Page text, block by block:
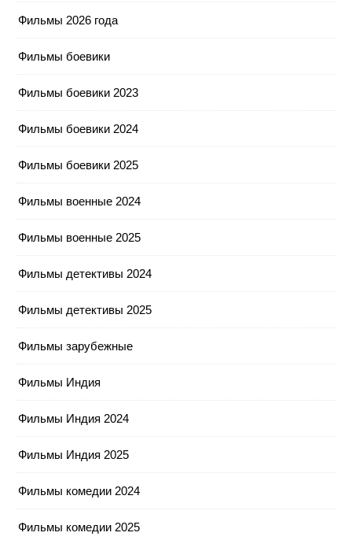
Фильмы 2026 года
Фильмы боевики
Фильмы боевики 2023
Фильмы боевики 2024
Фильмы боевики 2025
Фильмы военные 2024
Фильмы военные 2025
Фильмы детективы 2024
Фильмы детективы 2025
Фильмы зарубежные
Фильмы Индия
Фильмы Индия 2024
Фильмы Индия 2025
Фильмы комедии 2024
Фильмы комедии 2025